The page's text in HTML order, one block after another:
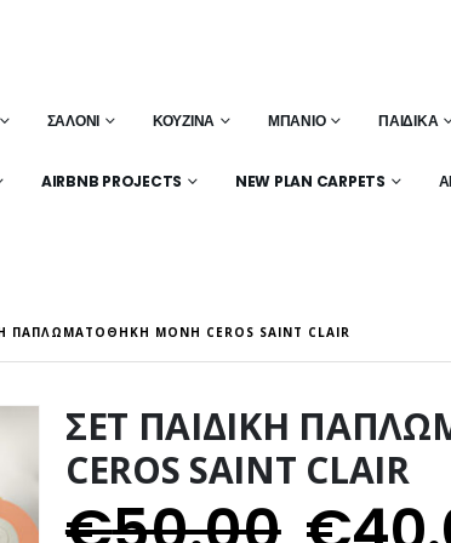
ΣΑΛΌΝΙ ΚΟΥΖΊΝΑ ΜΠΆΝΙΟ ΠΑΙΔΙΚΆ
AIRBNB PROJECTS NEW PLAN CARPETS
ΠΑΠΛΩΜΑΤΟΘΗΚΗ ΜΟΝH CEROS SAINT CLAIR
ΣΕΤ ΠΑΙΔΙΚΗ
CEROS SAINT CLAIR